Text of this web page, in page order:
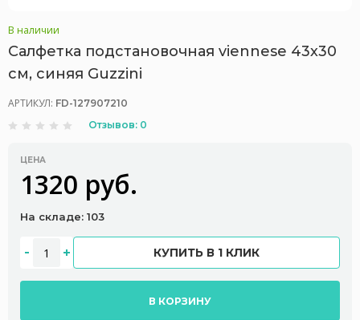
В наличии
Салфетка подстановочная viennese 43х30
см, синяя Guzzini
АРТИКУЛ: FD-127907210
Отзывов: 0
ЦЕНА
1320 руб.
На складе: 103
КУПИТЬ В 1 КЛИК
В КОРЗИНУ